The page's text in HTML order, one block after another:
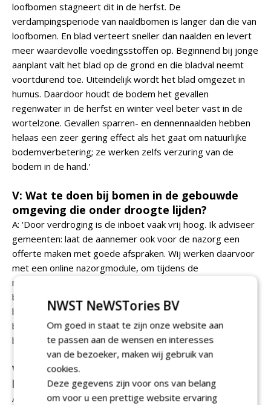
loofbomen stagneert dit in de herfst. De
verdampingsperiode van naaldbomen is langer dan die van
loofbomen. En blad verteert sneller dan naalden en levert
meer waardevolle voedingsstoffen op. Beginnend bij jonge
aanplant valt het blad op de grond en die bladval neemt
voortdurend toe. Uiteindelijk wordt het blad omgezet in
humus. Daardoor houdt de bodem het gevallen
regenwater in de herfst en winter veel beter vast in de
wortelzone. Gevallen sparren- en dennennaalden hebben
helaas een zeer gering effect als het gaat om natuurlijke
bodemverbetering; ze werken zelfs verzuring van de
bodem in de hand.'
V: Wat te doen bij bomen in de gebouwde
omgeving die onder droogte lijden?
A: 'Door verdroging is de inboet vaak vrij hoog. Ik adviseer
gemeenten: laat de aannemer ook voor de nazorg een
offerte maken met goede afspraken. Wij werken daarvoor
met een online nazorgmodule, om tijdens de
nazorgperiode belangrijke gegevens vast te leggen. Dat
betreft bijvoorbeeld het vochtgehalte van de bodem, de
bladbezetting en de scheutlengte. Opleidingen voor
boomverzorgers mogen wat mij betreft meer aandacht
besteden aan het werken met een boombeheersysteem.'
V: Welke technieken op het gebied van
boomverzorging veranderden er?
A: 'Zonder twijfel de digitalisering in onze sector, de
NWST NeWSTories BV
Om goed in staat te zijn onze website aan
te passen aan de wensen en interesses
van de bezoeker, maken wij gebruik van
cookies.
Deze gegevens zijn voor ons van belang
om voor u een prettige website ervaring